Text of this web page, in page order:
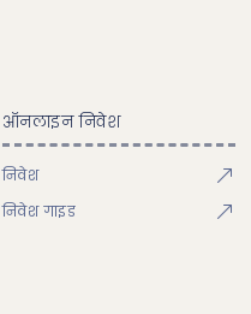
ऑनलाइन निवेश
निवेश
निवेश गाइड